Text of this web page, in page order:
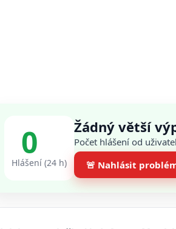
0
Hlášení (24 h)
Žádný větší
Počet hlášení od
🚨 Nahlásit